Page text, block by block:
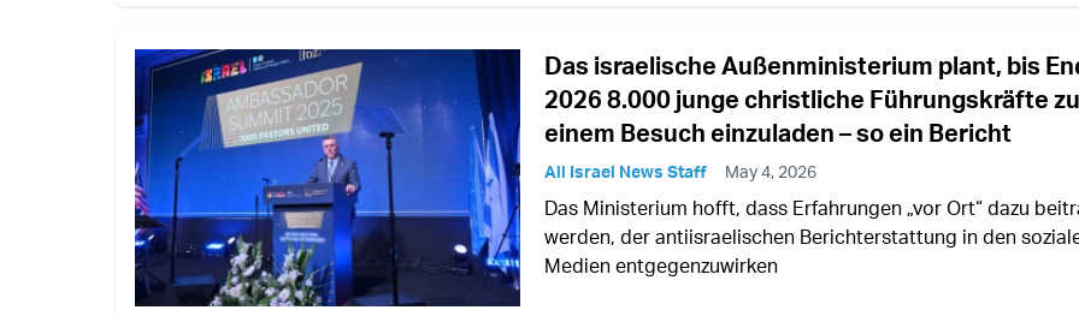
Das israelische Außenministerium plant, bis
2026 8.000 junge christliche Führungskräfte zu
einem Besuch einzuladen – so ein Bericht
All Israel News Staff May 4, 2026
Das Ministerium hofft, dass Erfahrungen „vor Ort“ dazu
werden, der antiisraelischen Berichterstattung in den
Medien entgegenzuwirken